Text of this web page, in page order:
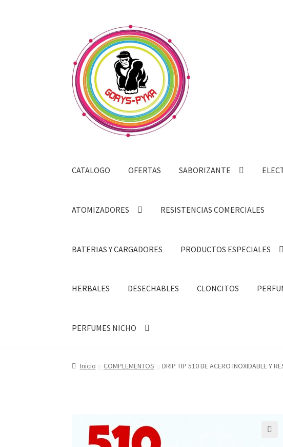
navegación
contenido
CATALOGO OFERTAS SABORIZANTE
ATOMIZADORES RESISTENCIAS COMERCIALES
BATERIAS Y CARGADORES PRODUCTOS ESPECIALES
HERBALES DESECHABLES CLONCITOS
PERFUMES NICHO
Inicio COMPLEMENTOS DRIP TIP 510 DE ACERO INOXIDABLE Y